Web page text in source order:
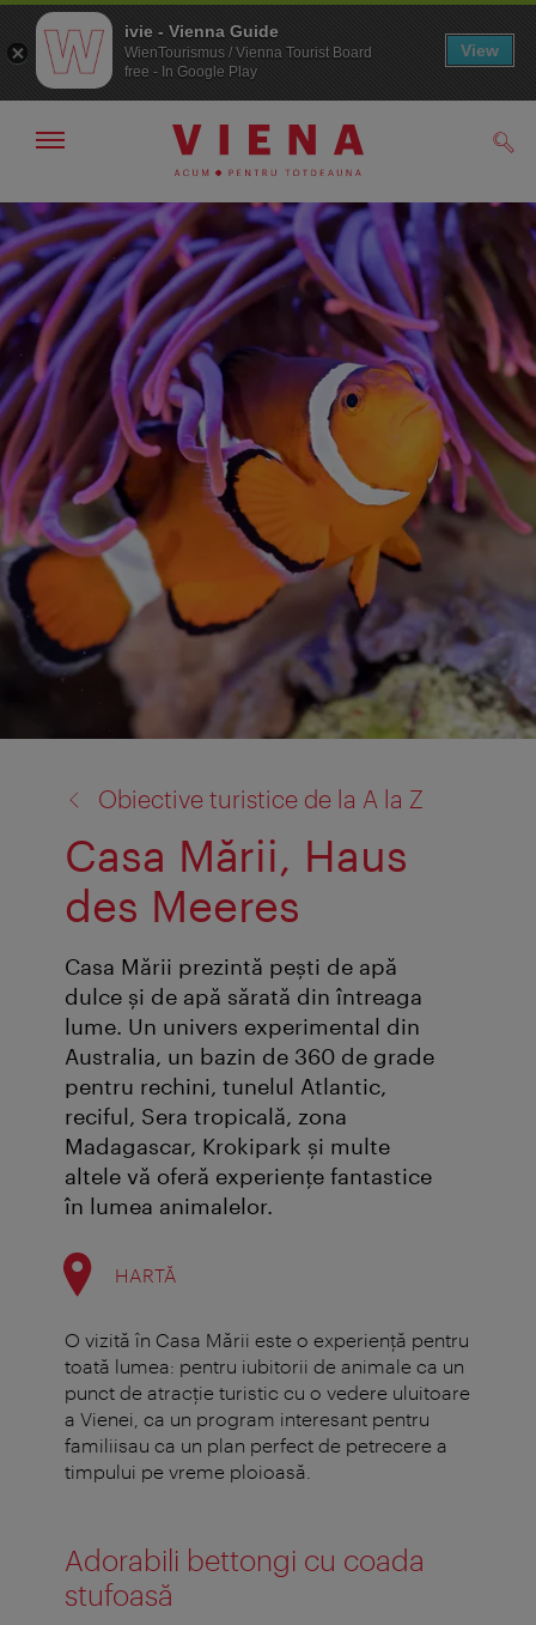
Către
navigare
Către
texte
Arată/ascunde
Obiective turistice de la A la Z
Casa Mării, Haus
des Meeres
Casa Mării prezintă peşti de apă
dulce şi de apă sărată din întreaga
lume. Un univers experimental din
Australia, un bazin de 360 de grade
pentru rechini, tunelul Atlantic,
reciful, Sera tropicală, zona
Madagascar, Krokipark şi multe
altele vă oferă experienţe fantastice
în lumea animalelor.
HARTĂ
O vizită în Casa Mării este o experienţă pentru
toată lumea: pentru iubitorii de animale ca un
punct de atracţie turistic cu o vedere uluitoare
a Vienei, ca un program interesant pentru
familiisau ca un plan perfect de petrecere a
timpului pe vreme ploioasă.
Adorabili bettongi cu coada
stufoasă
ivie - Vienna Guide
WienTourismus / Vienna Tourist Board
free - In Google Play
View